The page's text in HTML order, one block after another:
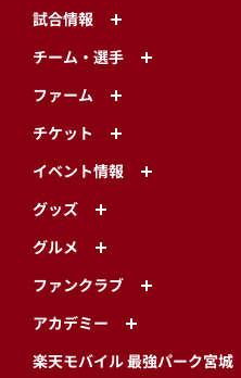
試合情報
チーム・選手
ファーム
チケット
イベント情報
グッズ
グルメ
ファンクラブ
アカデミー
楽天モバイル 最強パーク宮城